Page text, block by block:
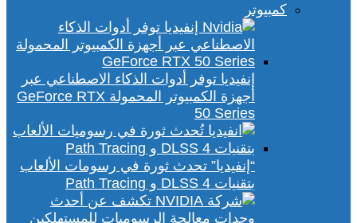
كمبيوتر
إنفيديا توفر أدوات الذكاء الاصطناعي عبر
أجهزة الكمبيوتر المحمولة GeForce RTX
50 Series
“إنفيديا” تحدث ثورة في رسومات الألعاب
بتقنيات DLSS 4 و Path Tracing